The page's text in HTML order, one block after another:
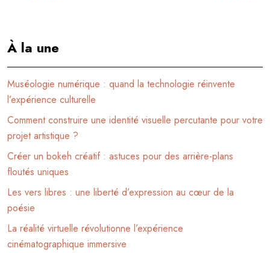
À la une
Muséologie numérique : quand la technologie réinvente
l’expérience culturelle
Comment construire une identité visuelle percutante pour votre
projet artistique ?
Créer un bokeh créatif : astuces pour des arrière-plans
floutés uniques
Les vers libres : une liberté d’expression au cœur de la
poésie
La réalité virtuelle révolutionne l’expérience
cinématographique immersive